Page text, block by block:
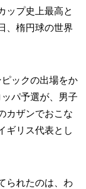
ップ史上最高と
、楕円球の世界
ックの出場をか
パ予選が、男子
カザンでおこな
ギリス代表とし
られたのは、わ